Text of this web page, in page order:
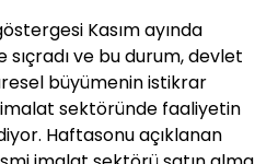
Kasım ayında
ve bu durum, devlet
büyümenin istikrar
sektöründe faaliyetin
Haftasonu açıklanan